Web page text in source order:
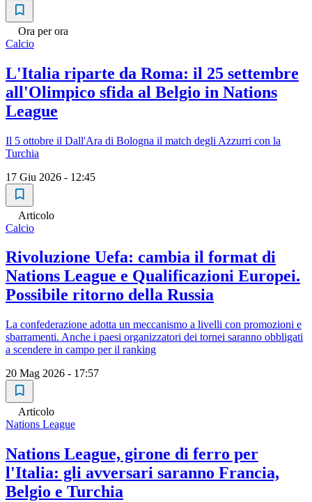
Ora per ora
Calcio
L'Italia riparte da Roma: il 25 settembre
all'Olimpico sfida al Belgio in Nations
League
Il 5 ottobre il Dall'Ara di Bologna il match degli Azzurri con la
Turchia
17 Giu 2026 - 12:45
Articolo
Calcio
Rivoluzione Uefa: cambia il format di
Nations League e Qualificazioni Europei.
Possibile ritorno della Russia
La confederazione adotta un meccanismo a livelli con promozioni e
sbarramenti. Anche i paesi organizzatori dei tornei saranno obbligati
a scendere in campo per il ranking
20 Mag 2026 - 17:57
Articolo
Nations League
Nations League, girone di ferro per
l'Italia: gli avversari saranno Francia,
Belgio e Turchia